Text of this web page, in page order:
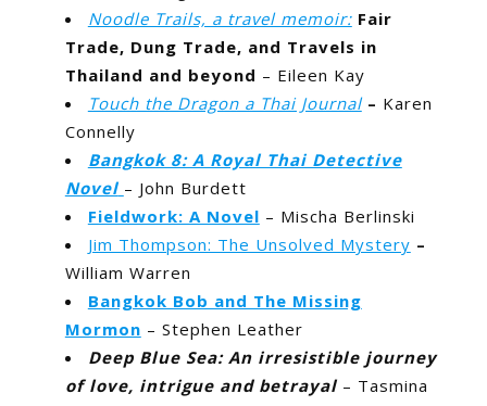
Noodle Trails, a travel memoir:Fair
Trade, Dung Trade, and Travels in
Thailand and beyond – Eileen Kay
Touch the Dragon a Thai Journal– Karen
Connelly
Bangkok 8: A Royal Thai Detective
Novel – John Burdett
Fieldwork: A Novel – Mischa Berlinski
Jim Thompson: The Unsolved Mystery –
William Warren
Bangkok Bob and The Missing
Mormon – Stephen Leather
Deep Blue Sea: An irresistible journey
of love, intrigue and betrayal– Tasmina